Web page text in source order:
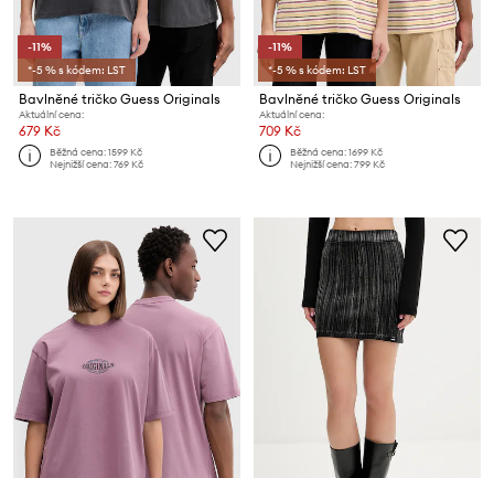
-11%
*-5 % s kódem: LST
Bavlněné tričko Guess Originals
Aktuální cena:
679 Kč
Běžná cena:1599 Kč
Nejnižší cena:769 Kč
-11%
*-5 % s kódem: LST
Bavlněné tričko Guess Originals
Aktuální cena:
709 Kč
Běžná cena:1699 Kč
Nejnižší cena:799 Kč